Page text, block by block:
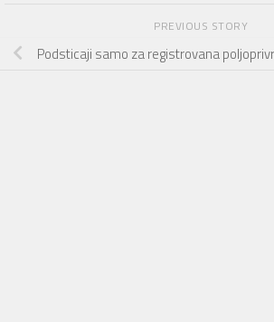
PREVIOUS STORY
Podsticaji samo za registrovana